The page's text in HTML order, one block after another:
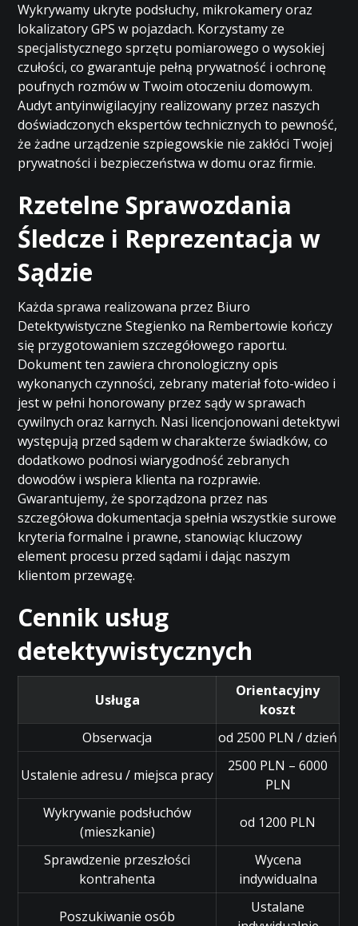
Wykrywamy ukryte podsłuchy, mikrokamery oraz
lokalizatory GPS w pojazdach. Korzystamy ze
specjalistycznego sprzętu pomiarowego o wysokiej
czułości, co gwarantuje pełną prywatność i ochronę
poufnych rozmów w Twoim otoczeniu domowym.
Audyt antyinwigilacyjny realizowany przez naszych
doświadczonych ekspertów technicznych to pewność,
że żadne urządzenie szpiegowskie nie zakłóci Twojej
prywatności i bezpieczeństwa w domu oraz firmie.
Rzetelne Sprawozdania
Śledcze i Reprezentacja w
Sądzie
Każda sprawa realizowana przez Biuro
Detektywistyczne Stegienko na Rembertowie kończy
się przygotowaniem szczegółowego raportu.
Dokument ten zawiera chronologiczny opis
wykonanych czynności, zebrany materiał foto-wideo i
jest w pełni honorowany przez sądy w sprawach
cywilnych oraz karnych. Nasi licencjonowani detektywi
występują przed sądem w charakterze świadków, co
dodatkowo podnosi wiarygodność zebranych
dowodów i wspiera klienta na rozprawie.
Gwarantujemy, że sporządzona przez nas
szczegółowa dokumentacja spełnia wszystkie surowe
kryteria formalne i prawne, stanowiąc kluczowy
element procesu przed sądami i dając naszym
klientom przewagę.
Cennik usług
detektywistycznych
Usługa
Orientacyjny
koszt
Obserwacja
od 2500 PLN / dzień
Ustalenie adresu / miejsca pracy
2500 PLN – 6000
PLN
Wykrywanie podsłuchów
(mieszkanie)
od 1200 PLN
Sprawdzenie przeszłości
kontrahenta
Wycena
indywidualna
Poszukiwanie osób
Ustalane